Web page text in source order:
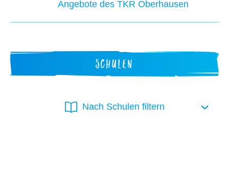
Angebote des TKR Oberhausen
SCHULEN
Nach Schulen filtern